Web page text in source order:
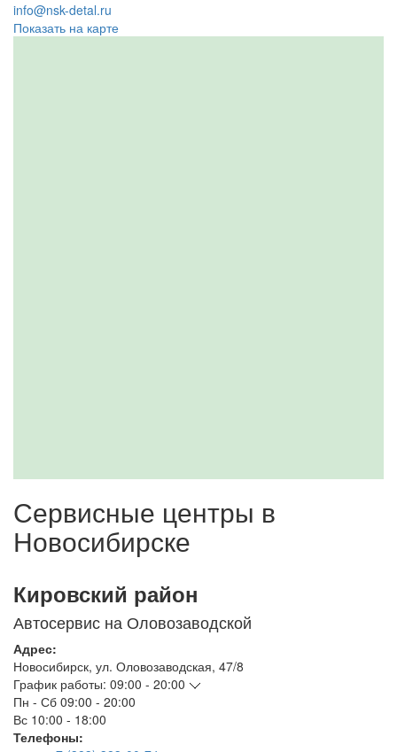
info@nsk-detal.ru
Показать на карте
Сервисные центры в
Новосибирске
Кировский район
Автосервис на Оловозаводской
Адрес:
Новосибирск, ул. Оловозаводская, 47/8
График работы: 09:00 - 20:00
Пн - Сб 09:00 - 20:00
Вс 10:00 - 18:00
Телефоны: